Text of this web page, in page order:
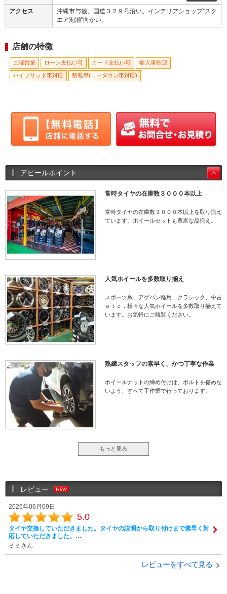
アクセス
沖縄市与儀、国道３２９号沿い。インテリアショップ”スク
エア泡瀬”向かい。
店舗の特徴
土曜営業 ローン支払い可 カード支払い可 輸入車歓迎
ハイブリッド車対応 積載車(ローダウン車対応)
アピールポイント
常時タイヤの在庫数３０００本以上
常時タイヤの在庫数３０００本以上を取り揃え
ています。ホイールセットも豊富な品揃え。
人気ホイールを多数取り揃え
スポーツ系、アゲバン軽用、クラシック、中古
ｅｔｃ．様々な人気ホイールを多数取り揃えて
います。お気軽にご観覧ください。
熟練スタッフの素早く、かつ丁寧な作業
ホイールナットの締め付けは、ボルトを傷めな
いよう、すべて手作業で行っております。
もっと見る
レビュー
2026年06月09日
5.0
タイヤ交換していただきました。タイヤの説明から取り付けまで素早く対
応していただきました。…
ミミさん
レビューをすべて見る